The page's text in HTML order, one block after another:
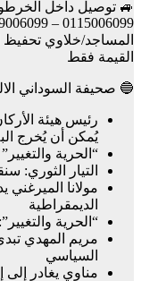
🚙 توصيل داخل
0115006099 – 0919006099
المساجد/خلاوي تحفيظ
القيمة فقط
🔵 صحيفة السوداني
رئيس هيئة
يُمكن أن يُخرج
“الحرية
التيار الثوري:
مولانا الميرغني
الديمقراطية
“الحرية
مريم المهدي
السياسي
مناوي يغادر إلى